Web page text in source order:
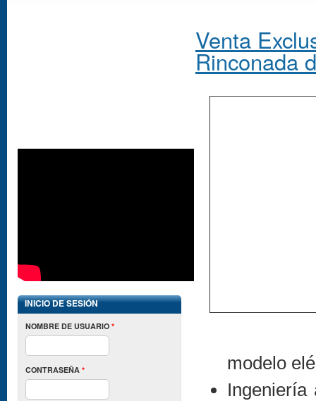
Venta
Rinconada
modelo
Ingeniería
INICIO DE SESIÓN
NOMBRE DE USUARIO *
CONTRASEÑA *